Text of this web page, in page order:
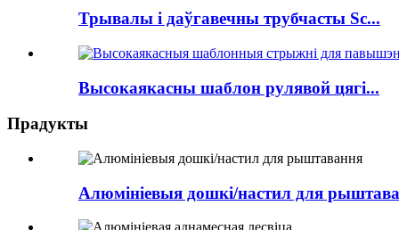
Трывалы і даўгавечны трубчасты Sc...
Высокаякасны шаблон рулявой цягі...
Прадукты
Алюмініевыя дошкі/настил для